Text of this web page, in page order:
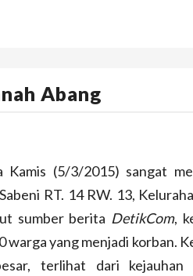
Abang
(5/3/2015) sangat
RT. 14 RW. 13,
sumber berita DetikCom,
yang menjadi korban.
terlihat dari kejauhan